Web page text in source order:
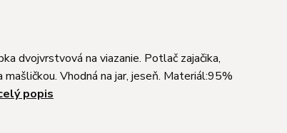
dvojvrstvová na viazanie. Potlač zajačika,
mašličkou. Vhodná na jar, jeseň. Materiál:95%
popis